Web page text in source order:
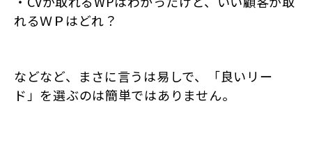
れるＷＰはどれ？
などなど、まさに言うは易しで、「良いリー
ド」を選ぶのは簡単ではありません。